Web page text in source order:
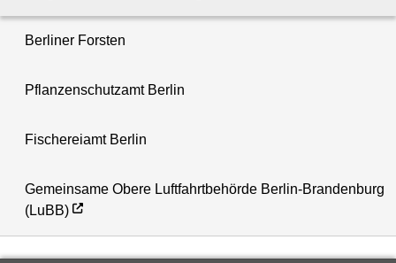
Berliner Forsten
Pflanzenschutzamt Berlin
Fischereiamt Berlin
Gemeinsame Obere Luftfahrtbehörde Berlin-Brandenburg
(LuBB)